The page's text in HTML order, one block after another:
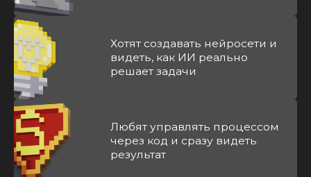
Хотят создавать нейросети и
видеть, как ИИ реально
решает задачи
Любят управлять процессом
через код и сразу видеть
результат